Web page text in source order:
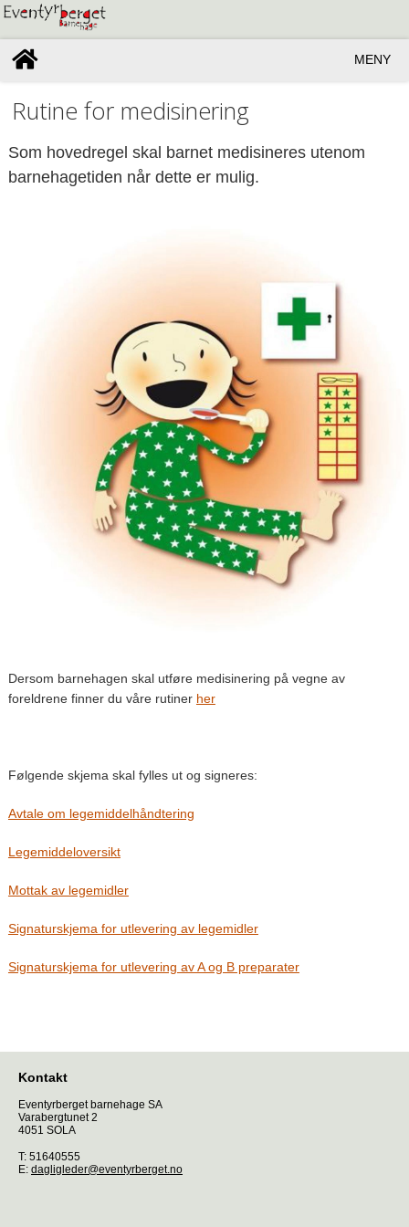
MENY
Rutine for medisinering
Som hovedregel skal barnet medisineres utenom
barnehagetiden når dette er mulig.
Dersom barnehagen skal utføre medisinering på vegne av
foreldrene finner du våre rutiner her
Følgende skjema skal fylles ut og signeres:
Avtale om legemiddelhåndtering
Legemiddeloversikt
Mottak av legemidler
Signaturskjema for utlevering av legemidler
Signaturskjema for utlevering av A og B preparater
Kontakt
Eventyrberget barnehage SA
Varabergtunet 2
4051 SOLA
T: 51640555
E: dagligleder@eventyrberget.no